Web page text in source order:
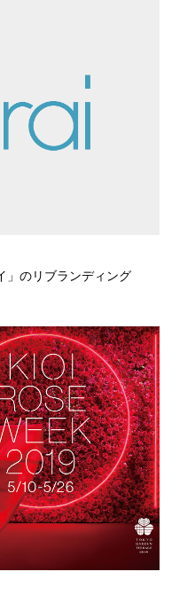
」のリブランディング